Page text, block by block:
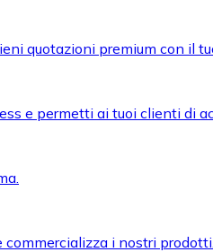
quotazioni premium con il
e permetti ai tuoi clienti di
i nostri prodotti.